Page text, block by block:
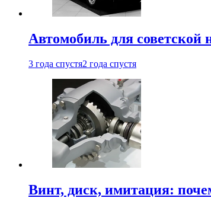
Автомобиль для советской
3 года спустя2 года спустя
Винт, диск, имитация: